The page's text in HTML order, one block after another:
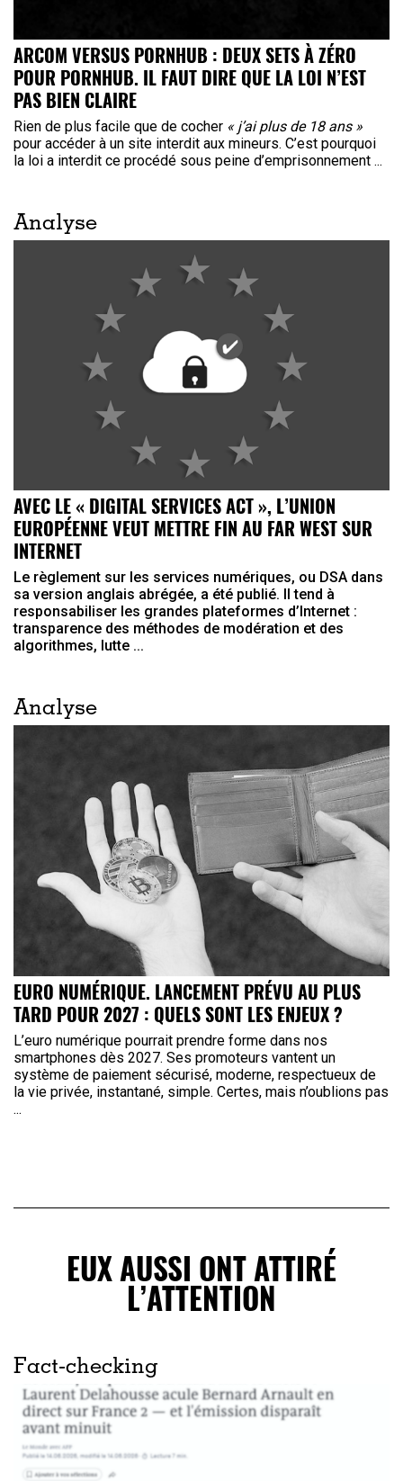
ARCOM VERSUS PORNHUB : DEUX SETS À ZÉRO
POUR PORNHUB. IL FAUT DIRE QUE LA LOI N’EST
PAS BIEN CLAIRE
Rien de plus facile que de cocher « j’ai plus de 18 ans »
pour accéder à un site interdit aux mineurs. C’est pourquoi
la loi a interdit ce procédé sous peine d’emprisonnement ...
Analyse
AVEC LE « DIGITAL SERVICES ACT », L’UNION
EUROPÉENNE VEUT METTRE FIN AU FAR WEST SUR
INTERNET
Le règlement sur les services numériques, ou DSA dans
sa version anglais abrégée, a été publié. Il tend à
responsabiliser les grandes plateformes d’Internet :
transparence des méthodes de modération et des
algorithmes, lutte ...
Analyse
EURO NUMÉRIQUE. LANCEMENT PRÉVU AU PLUS
TARD POUR 2027 : QUELS SONT LES ENJEUX ?
L’euro numérique pourrait prendre forme dans nos
smartphones dès 2027. Ses promoteurs vantent un
système de paiement sécurisé, moderne, respectueux de
la vie privée, instantané, simple. Certes, mais n’oublions pas
...
EUX AUSSI ONT ATTIRÉ
L’ATTENTION
Fact-checking